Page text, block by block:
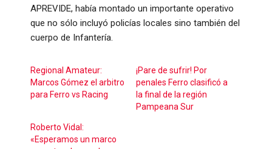
APREVIDE, había montado un importante operativo
que no sólo incluyó policías locales sino también del
cuerpo de Infantería.
Regional Amateur:
Marcos Gómez el arbitro
para Ferro vs Racing
¡Pare de sufrir! Por
penales Ferro clasificó a
la final de la región
Pampeana Sur
Roberto Vidal:
«Esperamos un marco